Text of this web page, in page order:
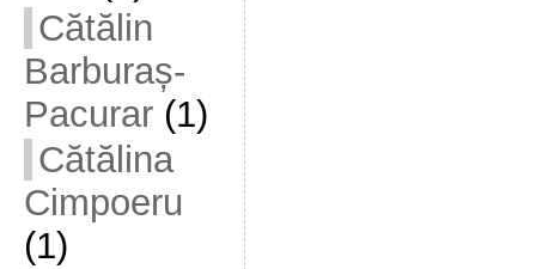
Cătălin
Barburaș-
Pacurar(1)
Cătălina
Cimpoeru
(1)